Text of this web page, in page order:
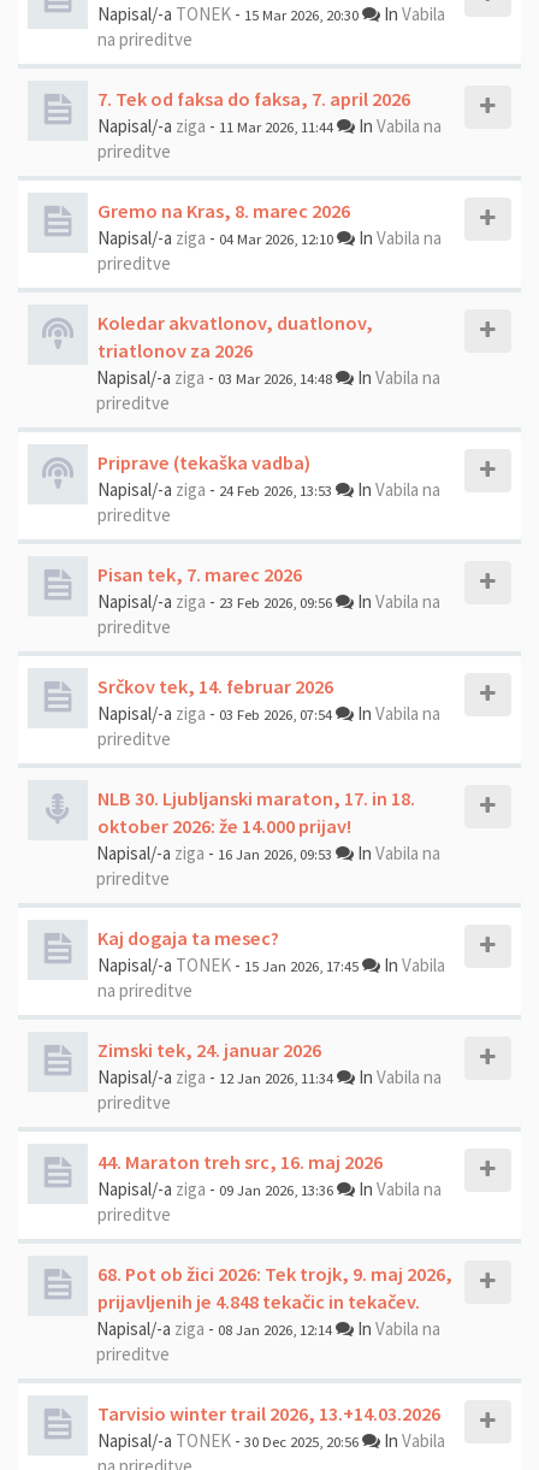
Napisal/-a TONEK - 15 Mar 2026, 20:30 In Vabila
na prireditve
7. Tek od faksa do faksa, 7. april 2026
Napisal/-a ziga - 11 Mar 2026, 11:44 In Vabila na
prireditve
Gremo na Kras, 8. marec 2026
Napisal/-a ziga - 04 Mar 2026, 12:10 In Vabila na
prireditve
Koledar akvatlonov, duatlonov,
triatlonov za 2026
Napisal/-a ziga - 03 Mar 2026, 14:48 In Vabila na
prireditve
Priprave (tekaška vadba)
Napisal/-a ziga - 24 Feb 2026, 13:53 In Vabila na
prireditve
Pisan tek, 7. marec 2026
Napisal/-a ziga - 23 Feb 2026, 09:56 In Vabila na
prireditve
Srčkov tek, 14. februar 2026
Napisal/-a ziga - 03 Feb 2026, 07:54 In Vabila na
prireditve
NLB 30. Ljubljanski maraton, 17. in 18.
oktober 2026: že 14.000 prijav!
Napisal/-a ziga - 16 Jan 2026, 09:53 In Vabila na
prireditve
Kaj dogaja ta mesec?
Napisal/-a TONEK - 15 Jan 2026, 17:45 In Vabila
na prireditve
Zimski tek, 24. januar 2026
Napisal/-a ziga - 12 Jan 2026, 11:34 In Vabila na
prireditve
44. Maraton treh src, 16. maj 2026
Napisal/-a ziga - 09 Jan 2026, 13:36 In Vabila na
prireditve
68. Pot ob žici 2026: Tek trojk, 9. maj 2026,
prijavljenih je 4.848 tekačic in tekačev.
Napisal/-a ziga - 08 Jan 2026, 12:14 In Vabila na
prireditve
Tarvisio winter trail 2026, 13.+14.03.2026
Napisal/-a TONEK - 30 Dec 2025, 20:56 In Vabila